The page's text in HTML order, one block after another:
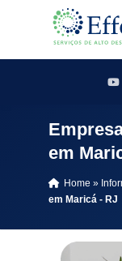
em
Home »
em Maricá - RJ